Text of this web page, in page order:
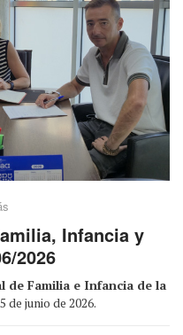
Infancia y
2026
de Familia e Infancia de la
de junio de 2026.